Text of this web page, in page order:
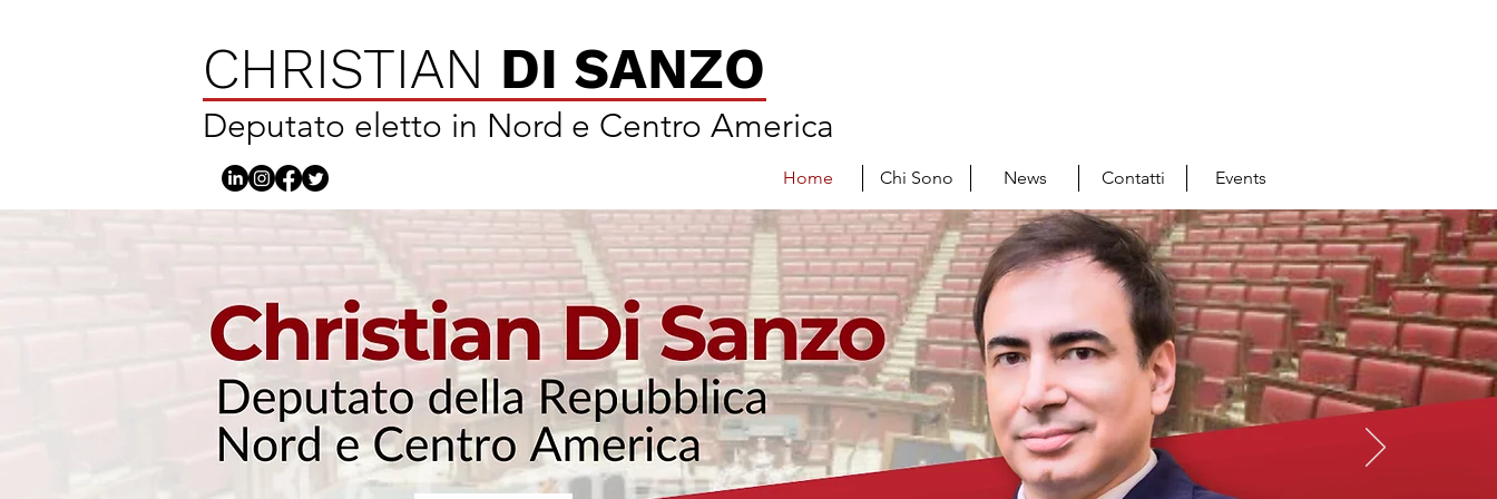
CHRISTIAN DI SANZO
Deputato eletto in Nord e Centro America
Home Chi Sono News Contatti Events